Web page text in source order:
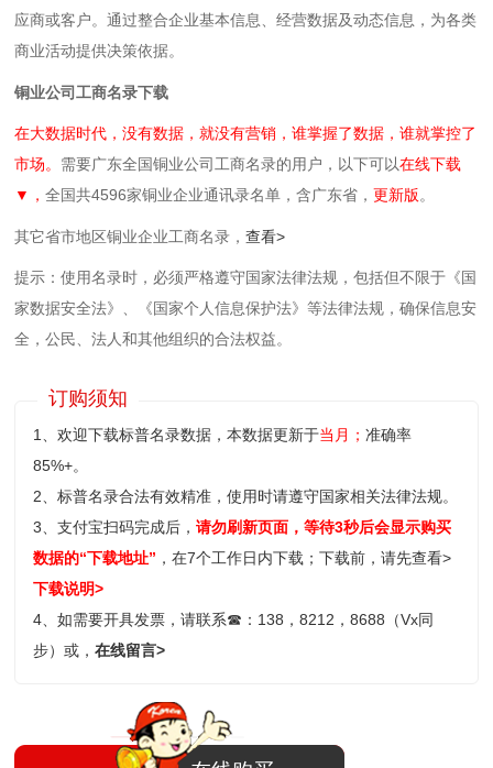
应商或客户。通过整合企业基本信息、经营数据及动态信息，为各类
商业活动提供决策依据。
铜业公司工商名录下载
在大数据时代，没有数据，就没有营销，谁掌握了数据，谁就掌控了
市场。 需要广东全国铜业公司工商名录的用户，以下可以在线下载
▼，全国共4596家铜业企业通讯录名单，含广东省，更新版。
其它省市地区铜业企业工商名录，查看>
提示：使用名录时，必须严格遵守国家法律法规，包括但不限于《国
家数据安全法》、《国家个人信息保护法》等‌法律法规，确保信息安
全，公民、法人和其他组织的合法权益。
订购须知
1、欢迎下载标普名录数据，本数据更新于当月；准确率
85%+。
2、标普名录合法有效精准，使用时请遵守国家相关法律法规。
3、支付宝扫码完成后，请勿刷新页面，等待3秒后会显示购买
数据的“下载地址” ，在7个工作日内下载；下载前，请先查看>
下载说明>
4、如需要开具发票，请联系☎ ：138，8212，8688（Vx同
步）或，在线留言>